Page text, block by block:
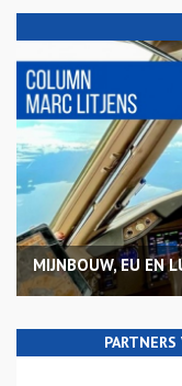
MIJNBOUW, EU EN